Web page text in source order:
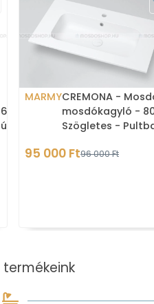
cm -
MARMYCREMONA -
mosdókagyló -
Szögletes -
95 000 Ft96 000 Ft